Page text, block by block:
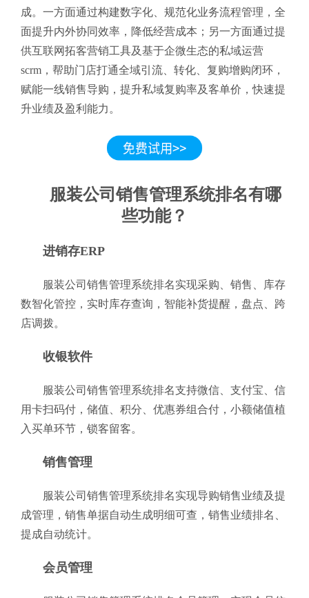
成。一方面通过构建数字化、规范化业务流程管理，全
面提升内外协同效率，降低经营成本；另一方面通过提
供互联网拓客营销工具及基于企微生态的私域运营
scrm，帮助门店打通全域引流、转化、复购增购闭环，
赋能一线销售导购，提升私域复购率及客单价，快速提
升业绩及盈利能力。
服装公司销售管理系统排名有哪
些功能？
进销存ERP
服装公司销售管理系统排名实现采购、销售、库存
数智化管控，实时库存查询，智能补货提醒，盘点、跨
店调拨。
收银软件
服装公司销售管理系统排名支持微信、支付宝、信
用卡扫码付，储值、积分、优惠券组合付，小额储值植
入买单环节，锁客留客。
销售管理
服装公司销售管理系统排名实现导购销售业绩及提
成管理，销售单据自动生成明细可查，销售业绩排名、
提成自动统计。
会员管理